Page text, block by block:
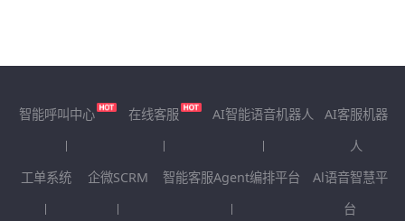
智能呼叫中心 在线客服 AI智能语音机器人
AI客服机器
人
工单系统
企微SCRM 智能客服Agent编排平台
Al语音智慧平
台